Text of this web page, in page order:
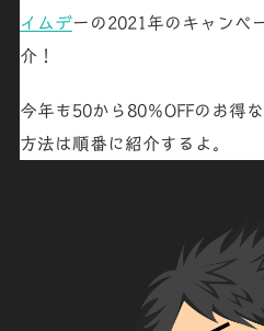
イムデーの2021年のキャンペ
介！
今年も50から80％OFFのお得
方法は順番に紹介するよ。